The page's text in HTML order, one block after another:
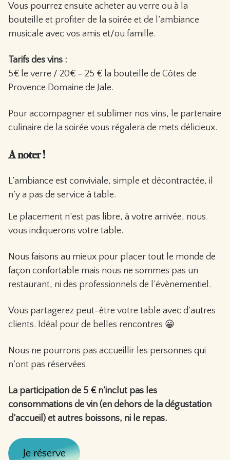
Vous pourrez ensuite acheter au verre ou à la
bouteille et profiter de la soirée et de l’ambiance
musicale avec vos amis et/ou famille.
Tarifs des vins :
5€ le verre / 20€ – 25 € la bouteille de Côtes de
Provence Domaine de Jale.
Pour accompagner et sublimer nos vins, le partenaire
culinaire de la soirée vous régalera de mets délicieux.
A noter !
L’ambiance est conviviale, simple et décontractée, il
n’y a pas de service à table.
Le placement n’est pas libre, à votre arrivée, nous
vous indiquerons votre table.
Nous faisons au mieux pour placer tout le monde de
façon confortable mais nous ne sommes pas un
restaurant, ni des professionnels de l’évènementiel.
Vous partagerez peut-être votre table avec d’autres
clients. Idéal pour de belles rencontres 😀
Nous ne pourrons pas accueillir les personnes qui
n’ont pas réservées.
La participation de 5 € n’inclut pas les
consommations de vin (en dehors de la dégustation
d’accueil) et autres boissons, ni le repas.
Je réserve